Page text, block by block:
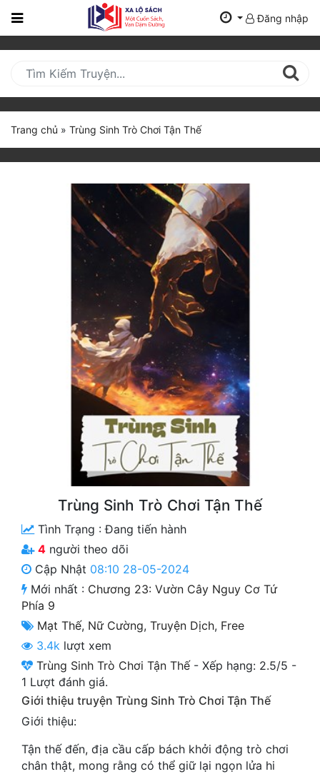
Trang
Mới
Cập
Nhật
(current)
Truyện Nhập Môn
Cung Đấu
Cạnh Kỹ
Cổ Tiên Hiệp
Cổ Đại
Du Hí
Dã Sử
Dị Năng
Đăng nhập
Trang chủ » Trùng Sinh Trò Chơi Tận Thế
Trùng Sinh Trò Chơi Tận Thế
Tình Trạng :Đang tiến hành
4 người theo dõi
Cập Nhật 08:10 28-05-2024
Mới nhất : Chương 23: Vườn Cây Nguy Cơ Tứ
Phía 9
Mạt Thế, Nữ Cường, Truyện Dịch, Free
3.4k lượt xem
Trùng Sinh Trò Chơi Tận Thế - Xếp hạng: 2.5/5 -
1 Lượt đánh giá.
Giới thiệu truyện Trùng Sinh Trò Chơi Tận Thế
Giới thiệu:
Tận thế đến, địa cầu cấp bách khởi động trò chơi
chân thật, mong rằng có thể giữ lại ngọn lửa hi